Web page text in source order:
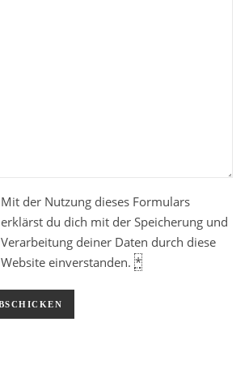
Mit der Nutzung dieses Formulars
erklärst du dich mit der Speicherung und
Verarbeitung deiner Daten durch diese
Website einverstanden. *